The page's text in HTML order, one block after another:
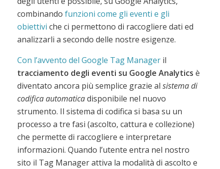
combinando funzioni come gli eventi e gli
obiettivi che ci permettono di raccogliere dati ed
analizzarli a secondo delle nostre esigenze.
Con l’avvento del Google Tag Manager il
tracciamento degli eventi su Google Analytics è
diventato ancora più semplice grazie al sistema di
codifica automaticadisponibile nel nuovo
strumento. Il sistema di codifica si basa su un
processo a tre fasi (ascolto, cattura e collezione)
che permette di raccogliere e interpretare
informazioni. Quando l’utente entra nel nostro
sito il Tag Manager attiva la modalità di ascolto e